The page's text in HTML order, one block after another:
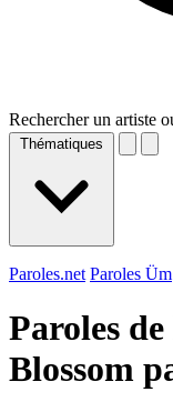
Rechercher un artiste
Thématiques
Paroles.net Paroles Üm
Paroles
Blossom